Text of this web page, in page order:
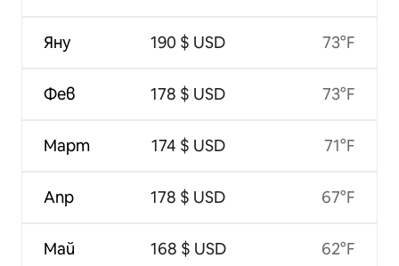
Яну
Фев
Март
Апр
Май
190 $ USD
178 $ USD
174 $ USD
178 $ USD
168 $ USD
73°F
73°F
71°F
67°F
62°F